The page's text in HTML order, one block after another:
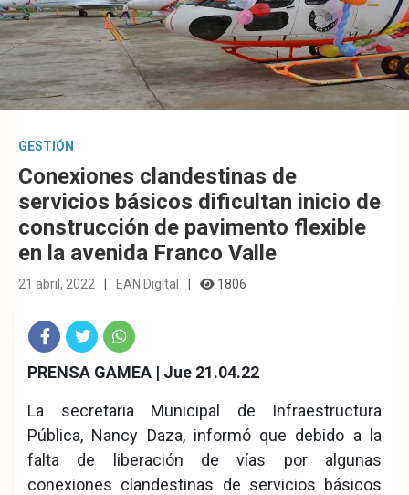
GESTIÓN
Conexiones clandestinas de
servicios básicos dificultan inicio de
construcción de pavimento flexible
en la avenida Franco Valle
21 abril, 2022 EAN Digital 1806
Fac
ook
Twit Wha
tsA
pp
PRENSA GAMEA | Jue 21.04.22
La secretaria Municipal de Infraestructura
Pública, Nancy Daza, informó que debido a la
falta de liberación de vías por algunas
conexiones clandestinas de servicios básicos